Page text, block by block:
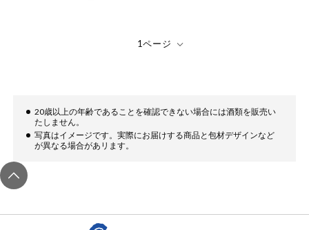
20歳以上の年齢であることを確認できない場合には酒類を販売い
たしません。
写真はイメージです。実際にお届けする商品と包材デザインなど
が異なる場合があリます。